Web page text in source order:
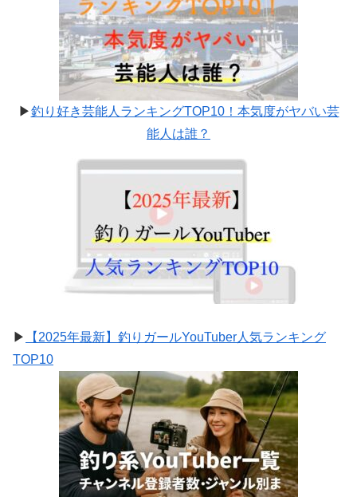
▶釣り好き芸能人ランキングTOP10！本気度がヤバい芸
能人は誰？
▶
【2025年最新】釣りガールYouTuber人気ランキング
TOP10